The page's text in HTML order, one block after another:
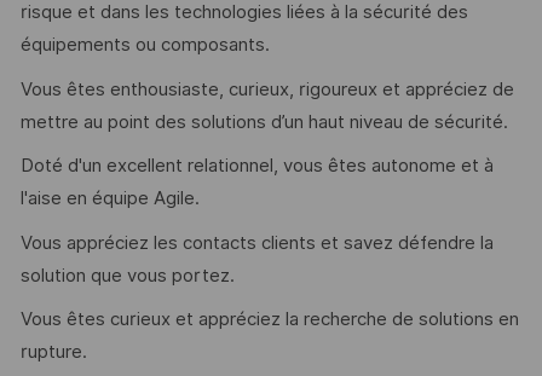
risque et dans les technologies liées à la sécurité des
équipements ou composants.
Vous êtes enthousiaste, curieux, rigoureux et appréciez de
mettre au point des solutions d’un haut niveau de sécurité.
Doté d'un excellent relationnel, vous êtes autonome et à
l'aise en équipe Agile.
Vous appréciez les contacts clients et savez défendre la
solution que vous portez.
Vous êtes curieux et appréciez la recherche de solutions en
rupture.